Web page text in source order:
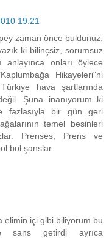
19:21
zaman önce buldunuz.
ki bilinçsiz, sorumsuz
anlayınca onları öylece
Hikayeleri"ni
hava şartlarında
Şuna inanıyorum ki
fazlasıyla bir gün geri
temel besinleri
Prenses, Prens ve
bol şanslar.
elimin içi gibi biliyorum bu
sans getirdi ayrıca